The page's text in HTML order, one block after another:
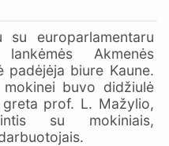
europarlamentaru
Akmenės
padėjėja biure Kaune.
buvo didžiulė
prof. L. Mažylio,
su mokiniais,